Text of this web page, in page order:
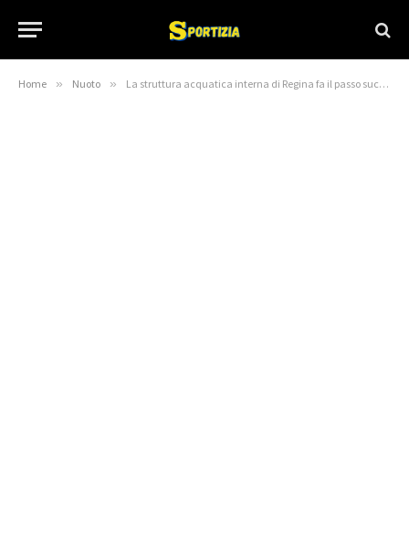
Home » Nuoto » La struttura acquatica interna di Regina fa il passo successivo | Notizie CTV